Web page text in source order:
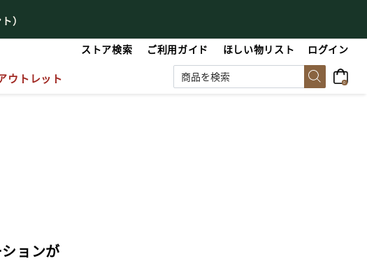
）
ストア検索 ご利用ガイド ほしい物リスト ログイン
0
ウトレット
ョンが